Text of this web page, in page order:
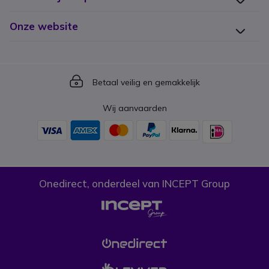
Onze website
Icon
Betaal veilig en gemakkelijk
Wij aanvaarden
Onedirect, onderdeel van INCEPT Group